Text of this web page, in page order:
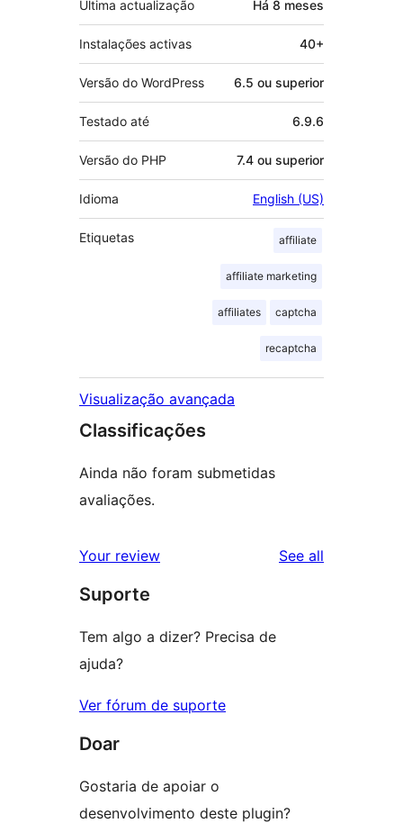
Última actualização Há 8 meses
Instalações activas 40+
Versão do WordPress 6.5 ou superior
Testado até 6.9.6
Versão do PHP 7.4 ou superior
Idioma English (US)
Etiquetas affiliate
affiliate marketing
affiliates captcha
recaptcha
Visualização avançada
Classificações
Ainda não foram submetidas
avaliações.
Your review See all
Suporte
Tem algo a dizer? Precisa de
ajuda?
Ver fórum de suporte
Doar
Gostaria de apoiar o
desenvolvimento deste plugin?